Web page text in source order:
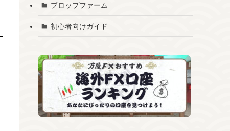
プロップファーム
初心者向けガイド